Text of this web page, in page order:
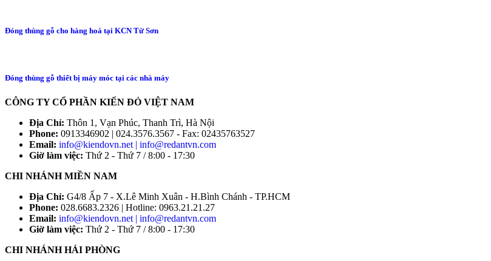
Đóng thùng gỗ cho hàng hoá tại KCN Từ Sơn
Đóng thùng gỗ thiết bị máy móc tại các nhà máy
CÔNG TY CỔ PHẦN KIẾN ĐỎ VIỆT NAM
Địa Chỉ: Thôn 1, Vạn Phúc, Thanh Trì, Hà Nội
Phone: 0913346902 | 024.3576.3567 - Fax: 02435763527
Email: info@kiendovn.net | info@redantvn.com
Giờ làm việc: Thứ 2 - Thứ 7 / 8:00 - 17:30
CHI NHÁNH MIỀN NAM
Địa Chỉ: G4/8 Ấp 7 - X.Lê Minh Xuân - H.Bình Chánh - TP.HCM
Phone: 028.6683.2326 | Hotline: 0963.21.21.27
Email: info@kiendovn.net | info@redantvn.com
Giờ làm việc: Thứ 2 - Thứ 7 / 8:00 - 17:30
CHI NHÁNH HẢI PHÒNG